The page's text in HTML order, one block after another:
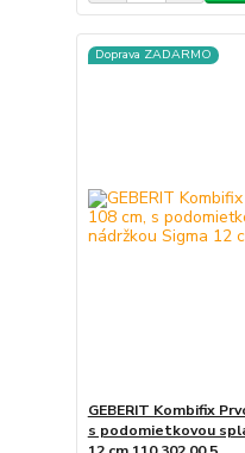
Doprava ZADARMO
GEBERIT Kombifix
s podomietkovou